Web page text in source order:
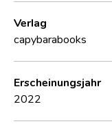
Verlag
capybarabooks
Erscheinungsjahr
2022